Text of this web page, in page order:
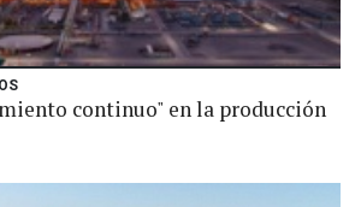
continuo" en la producción